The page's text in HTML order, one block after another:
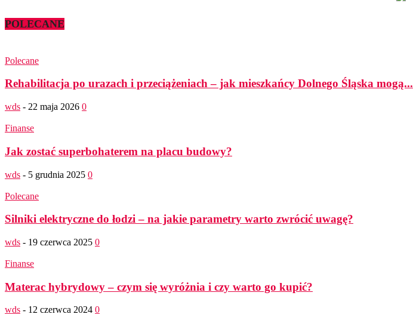
POLECANE
Polecane
Rehabilitacja po urazach i przeciążeniach – jak mieszkańcy Dolnego Śląska mogą...
wds - 22 maja 2026 0
Finanse
Jak zostać superbohaterem na placu budowy?
wds - 5 grudnia 2025 0
Polecane
Silniki elektryczne do łodzi – na jakie parametry warto zwrócić uwagę?
wds - 19 czerwca 2025 0
Finanse
Materac hybrydowy – czym się wyróżnia i czy warto go kupić?
wds - 12 czerwca 2024 0